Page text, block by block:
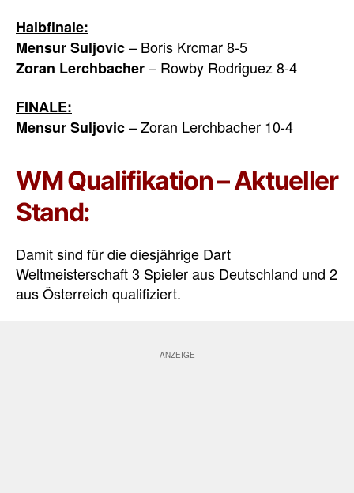
Halbfinale:
Mensur Suljovic– Boris Krcmar 8-5
Zoran Lerchbacher– Rowby Rodriguez 8-4
FINALE:
Mensur Suljovic– Zoran Lerchbacher 10-4
WM Qualifikation – Aktueller
Stand:
Damit sind für die diesjährige Dart
Weltmeisterschaft 3 Spieler aus Deutschland und 2
aus Österreich qualifiziert.